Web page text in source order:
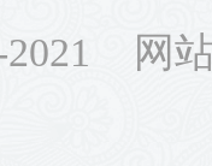
2021 网